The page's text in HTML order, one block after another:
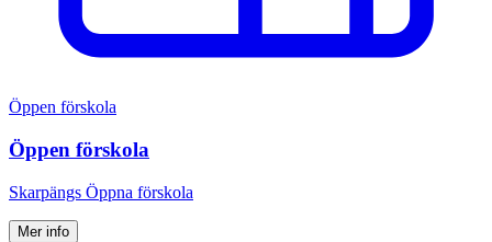
Öppen förskola
Öppen förskola
Skarpängs Öppna förskola
Mer info